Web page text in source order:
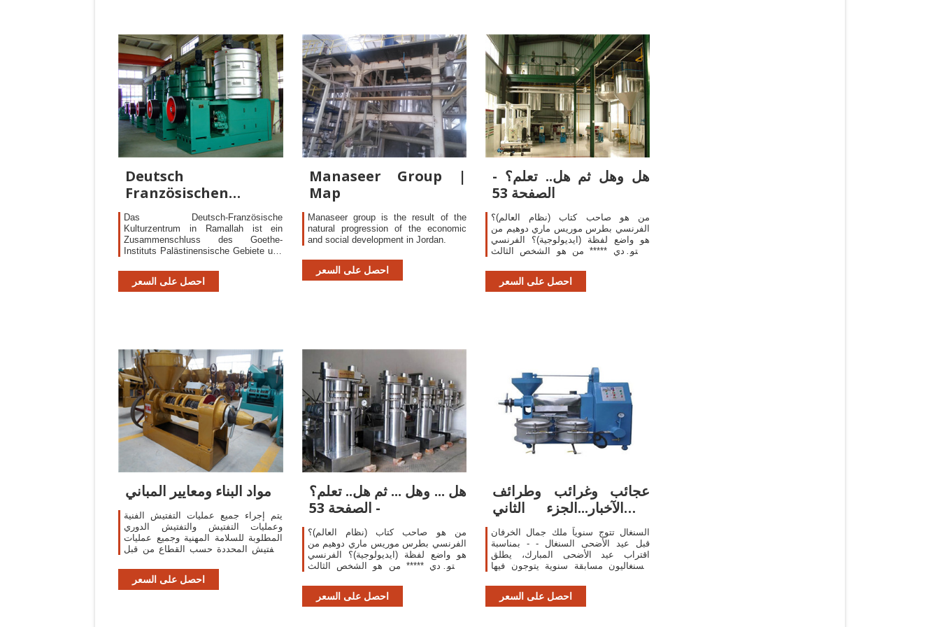
Deutsch
Französischen
Kulturzentrum |
FGCC
Das Deutsch-Französische
Kulturzentrum in Ramallah ist ein
Zusammenschluss des Goethe-
Instituts Palästinensische Gebiete und
über zehn Jahren präsentieren wir
gemeinsame Projekte in den Bereichen
احصل على السعر
Manaseer Group |
Map
Manaseer group is the result of the
natural progression of the economic
and social development in Jordan.
احصل على السعر
هل وهل ثم هل.. تعلم؟ -
الصفحة 53
من هو صاحب كتاب (نظام العالم)؟
الفرنسي بطرس موريس ماري دوهيم من
هو واضع لفظة (ايديولوجية)؟ الفرنسي
دستو دي ***** من هو الشخص الثالث
حركة التنوير الفرنسية؟ دنيس
احصل على السعر
مواد البناء ومعايير المباني
يتم إجراء جميع عمليات التفتيش الفنية
وعمليات التفتيش والتفتيش الدوري
المطلوبة للسلامة المهنية وجميع عمليات
التفتيش المحددة حسب القطاع من قبل
احصل على السعر
هل ... وهل ... ثم هل.. تعلم؟
- الصفحة 53
من هو صاحب كتاب (نظام العالم)؟
الفرنسي بطرس موريس ماري دوهيم من
هو واضع لفظة (ايديولوجية)؟ الفرنسي
دستو دي ***** من هو الشخص الثالث
احصل على السعر
عجائب وغرائب وطرائف
الآخبار...الجزء الثاني -
SudaneseOnline
السنغال تتوج سنوياً ملك جمال الخرفان
قبل عيد الأضحى السنغال - - بمناسبة
اقتراب عيد الأضحى المبارك، يطلق
السنغاليون مسابقة سنوية يتوجون فيها
احصل على السعر